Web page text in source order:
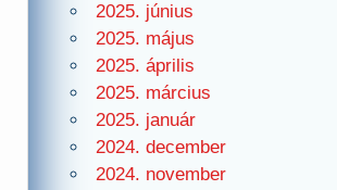
2025. június
2025. május
2025. április
2025. március
2025. január
2024. december
2024. november